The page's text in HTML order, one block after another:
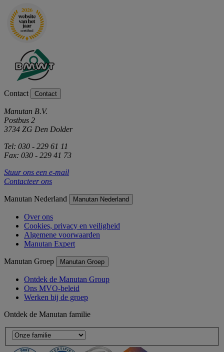
Contact Contact
Manutan B.V.
Postbus 2
3734 ZG Den Dolder
Tel: 030 - 229 61 11
Fax: 030 - 229 41 73
Stuur ons een e-mail
Contacteer ons
Manutan Nederland Manutan Nederland
Over ons
Cookies, privacy en veiligheid
Algemene voorwaarden
Manutan Expert
Manutan Groep Manutan Groep
Ontdek de Manutan Group
Ons MVO-beleid
Werken bij de groep
Ontdek de Manutan familie